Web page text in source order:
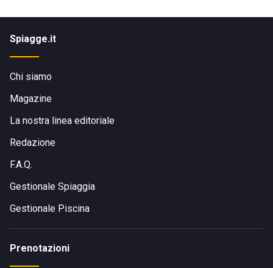
Spiagge.it
Chi siamo
Magazine
La nostra linea editoriale
Redazione
F.A.Q.
Gestionale Spiaggia
Gestionale Piscina
Prenotazioni